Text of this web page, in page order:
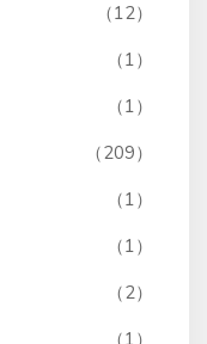
（12）
（1）
（1）
（209）
（1）
（1）
（2）